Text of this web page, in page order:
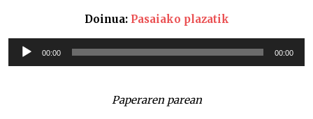
Doinua: Pasaiako plazatik
Soinu
erreproduzigailua
00:00 00:00
Paperaren parean